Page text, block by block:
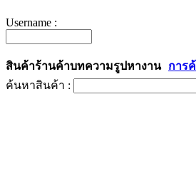
Username :
สินค้าร้านค้าบทความรูปหางาน
การ
ค้นหาสินค้า :